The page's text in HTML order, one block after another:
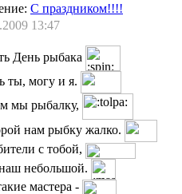
С праздником!!!!
13:47
День рыбака
ты, могу и я.
мы рыбалку,
нам рыбку жалко.
с тобой,
небольшой.
мастера -